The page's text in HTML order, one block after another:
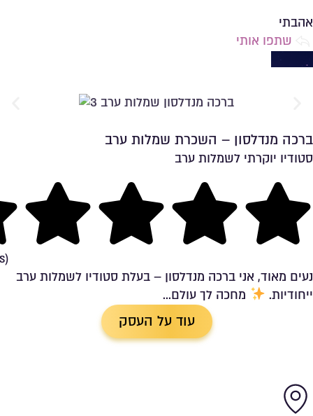
שמירה ברשימת מועדפים
אהבתי
שתפו אותי
ברכה מנדלסון – השכרת שמלות ערב
סטודיו יוקרתי לשמלות ערב
שמירה ברשימת מועדפים
נעים מאוד, אני ברכה מנדלסון – בעלת סטודיו לשמלות ערב
ייחודיות.
מחכה לך עולם...
עוד על העסק